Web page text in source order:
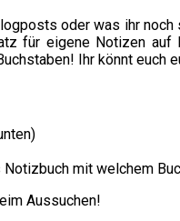
oder was ihr noch
für eigene Notizen auf
Ihr könnt euch
mit welchem
Aussuchen!